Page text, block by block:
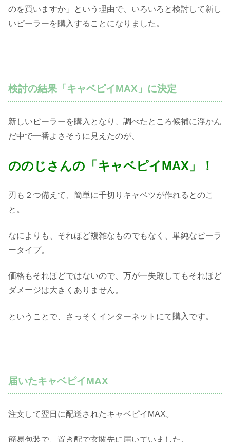
のを買いますか」という理由で、いろいろと検討して新し
いピーラーを購入することになりました。
検討の結果「キャベピイMAX」に決定
新しいピーラーを購入となり、調べたところ候補に浮かん
だ中で一番よさそうに見えたのが、
ののじさんの「キャベピイMAX」！
刃も２つ備えて、簡単に千切りキャベツが作れるとのこ
と。
なによりも、それほど複雑なものでもなく、単純なピーラ
ータイプ。
価格もそれほどではないので、万が一失敗してもそれほど
ダメージは大きくありません。
ということで、さっそくインターネットにて購入です。
届いたキャベピイMAX
注文して翌日に配送されたキャベピイMAX。
簡易包装で、置き配で玄関先に届いていました。